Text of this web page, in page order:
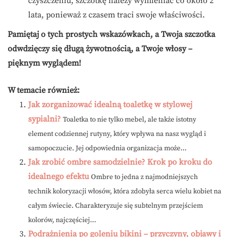
lata, ponieważ z czasem traci swoje właściwości.
Pamiętaj o tych prostych wskazówkach, a Twoja szczotka
odwdzięczy się długą żywotnością, a Twoje włosy –
pięknym wyglądem!
W temacie również:
Jak zorganizować idealną toaletkę w stylowej
sypialni? Toaletka to nie tylko mebel, ale także istotny
element codziennej rutyny, który wpływa na nasz wygląd i
samopoczucie. Jej odpowiednia organizacja może...
Jak zrobić ombre samodzielnie? Krok po kroku do
idealnego efektu Ombre to jedna z najmodniejszych
technik koloryzacji włosów, która zdobyła serca wielu kobiet na
całym świecie. Charakteryzuje się subtelnym przejściem
kolorów, najczęściej...
Podrażnienia po goleniu bikini – przyczyny, objawy i